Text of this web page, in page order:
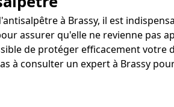
à Brassy, il est
assurer qu'elle ne revienne pas
de protéger efficacement
à consulter un expert à Brassy